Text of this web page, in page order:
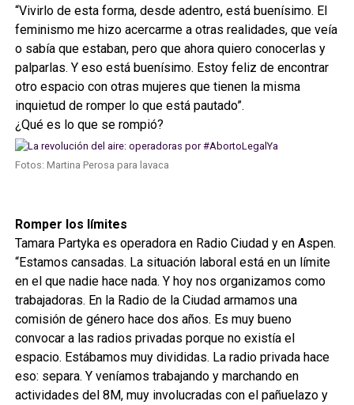
“Vivirlo de esta forma, desde adentro, está buenísimo. El
feminismo me hizo acercarme a otras realidades, que veía
o sabía que estaban, pero que ahora quiero conocerlas y
palparlas. Y eso está buenísimo. Estoy feliz de encontrar
otro espacio con otras mujeres que tienen la misma
inquietud de romper lo que está pautado”.
¿Qué es lo que se rompió?
Fotos: Martina Perosa para lavaca
Romper los límites
Tamara Partyka es operadora en Radio Ciudad y en Aspen.
“Estamos cansadas. La situación laboral está en un límite
en el que nadie hace nada. Y hoy nos organizamos como
trabajadoras. En la Radio de la Ciudad armamos una
comisión de género hace dos años. Es muy bueno
convocar a las radios privadas porque no existía el
espacio. Estábamos muy divididas. La radio privada hace
eso: separa. Y veníamos trabajando y marchando en
actividades del 8M, muy involucradas con el pañuelazo y